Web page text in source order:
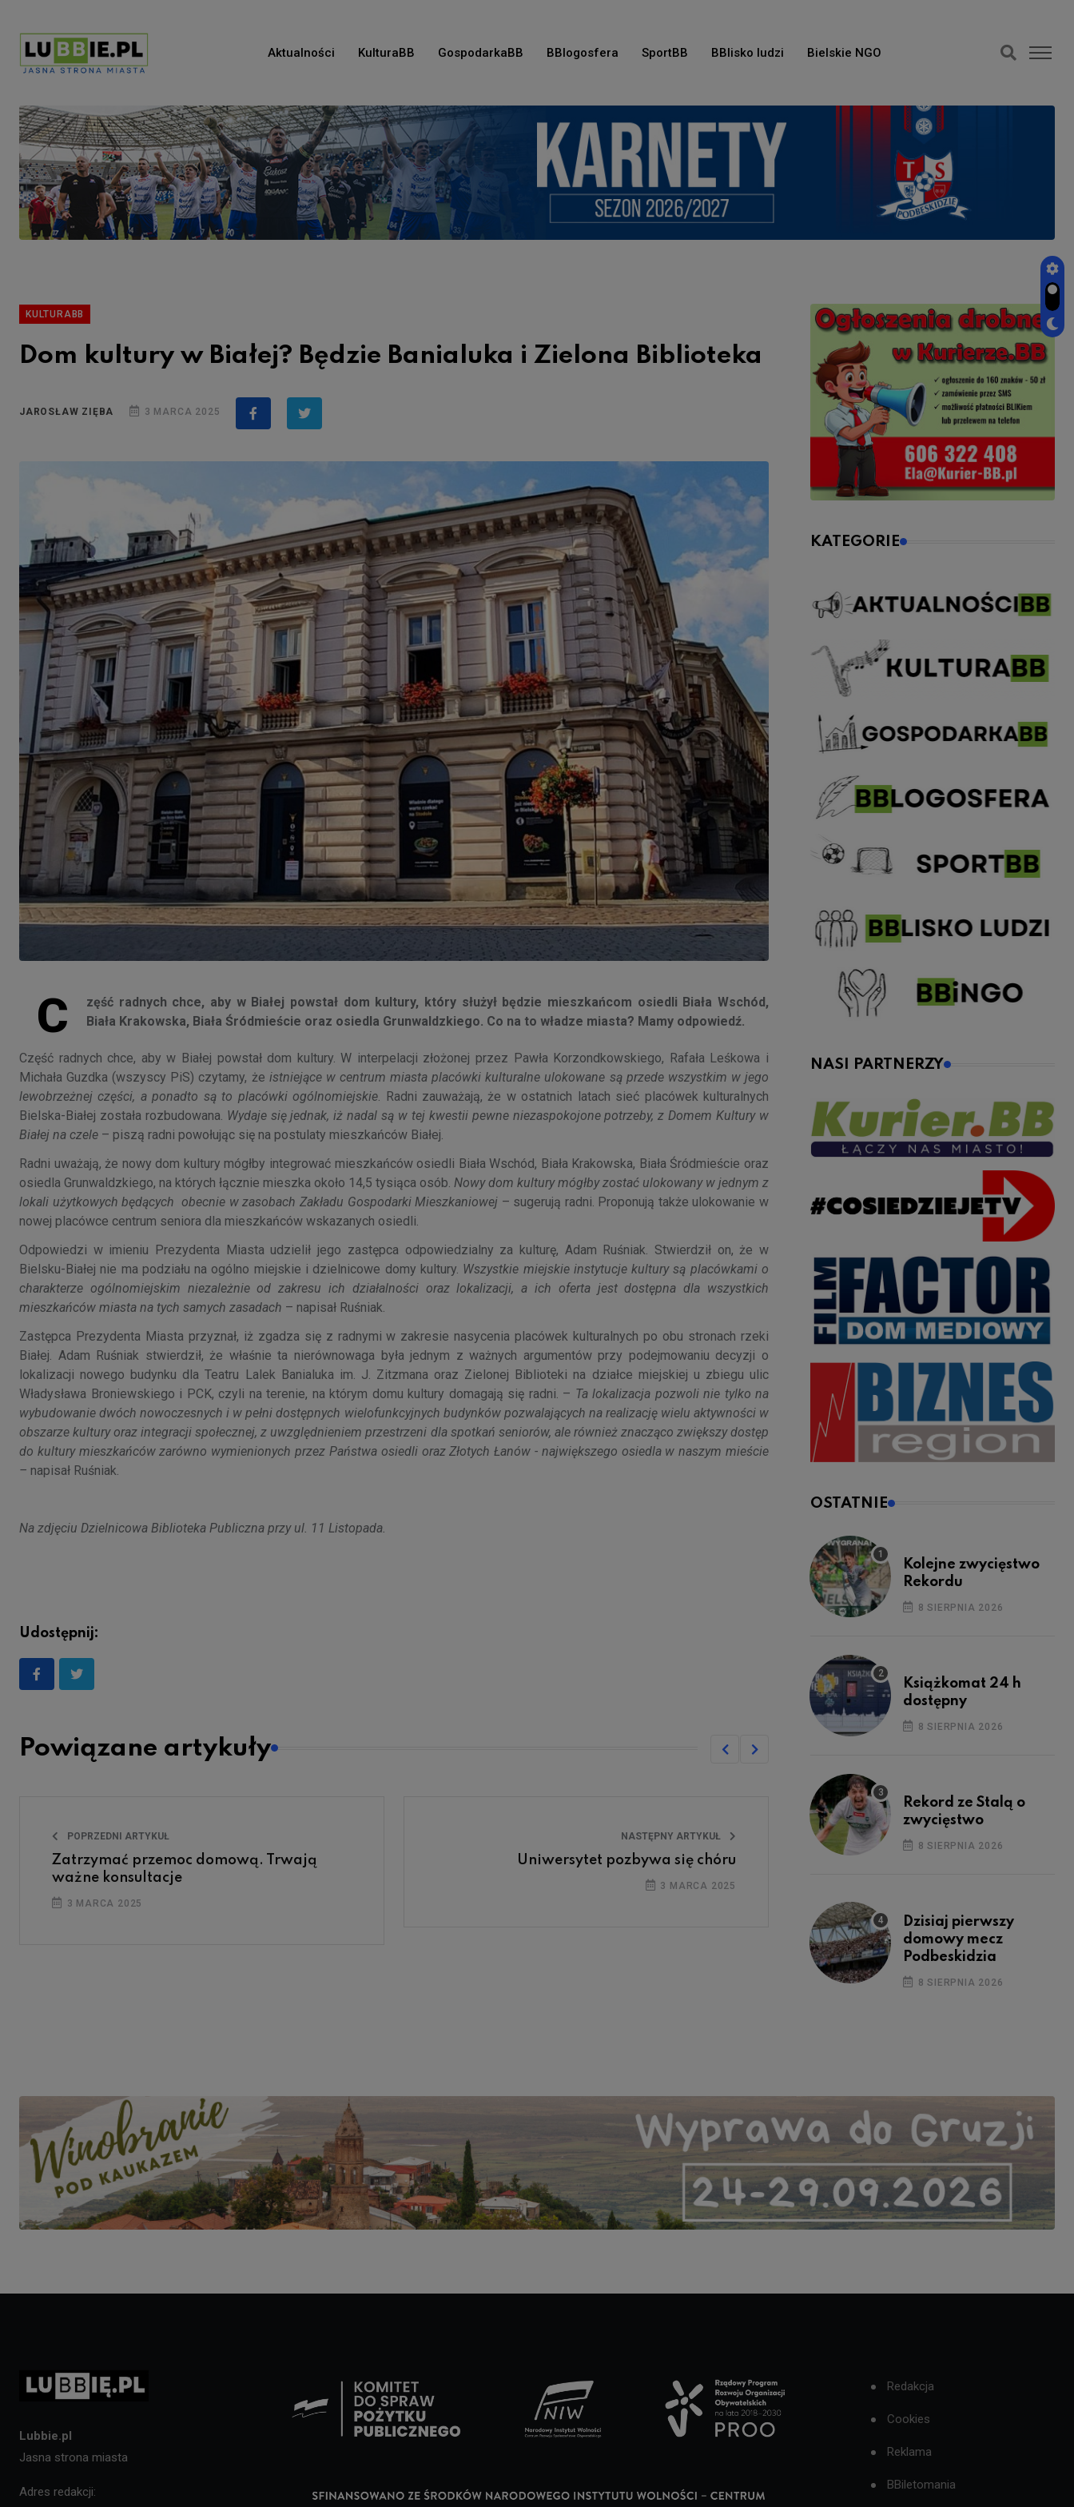
Aktualności KulturaBB GospodarkaBB BBlogosfera SportBB BBlisko ludzi Bielskie NGO
KULTURABB
Dom kultury w Białej? Będzie Banialuka i Zielona Biblioteka
JAROSŁAW ZIĘBA 3 MARCA 2025
C
zęść radnych chce, aby w Białej powstał dom kultury, który służył będzie mieszkańcom osiedli Biała Wschód,
Biała Krakowska, Biała Śródmieście oraz osiedla Grunwaldzkiego. Co na to władze miasta? Mamy odpowiedź.
Część radnych chce, aby w Białej powstał dom kultury. W interpelacji złożonej przez Pawła Korzondkowskiego, Rafała Leśkowa i
Michała Guzdka (wszyscy PiS) czytamy, że istniejące w centrum miasta placówki kulturalne ulokowane są przede wszystkim w jego
lewobrzeżnej części, a ponadto są to placówki ogólnomiejskie. Radni zauważają, że w ostatnich latach sieć placówek kulturalnych
Bielska-Białej została rozbudowana. Wydaje się jednak, iż nadal są w tej kwestii pewne niezaspokojone potrzeby, z Domem Kultury w
Białej na czele – piszą radni powołując się na postulaty mieszkańców Białej.
Radni uważają, że nowy dom kultury mógłby integrować mieszkańców osiedli Biała Wschód, Biała Krakowska, Biała Śródmieście oraz
osiedla Grunwaldzkiego, na których łącznie mieszka około 14,5 tysiąca osób. Nowy dom kultury mógłby zostać ulokowany w jednym z
lokali użytkowych będących obecnie w zasobach Zakładu Gospodarki Mieszkaniowej – sugerują radni. Proponują także ulokowanie w
nowej placówce centrum seniora dla mieszkańców wskazanych osiedli.
Odpowiedzi w imieniu Prezydenta Miasta udzielił jego zastępca odpowiedzialny za kulturę, Adam Ruśniak. Stwierdził on, że w
Bielsku-Białej nie ma podziału na ogólno miejskie i dzielnicowe domy kultury. Wszystkie miejskie instytucje kultury są placówkami o
charakterze ogólnomiejskim niezależnie od zakresu ich działalności oraz lokalizacji, a ich oferta jest dostępna dla wszystkich
mieszkańców miasta na tych samych zasadach – napisał Ruśniak.
Zastępca Prezydenta Miasta przyznał, iż zgadza się z radnymi w zakresie nasycenia placówek kulturalnych po obu stronach rzeki
Białej. Adam Ruśniak stwierdził, że właśnie ta nierównowaga była jednym z ważnych argumentów przy podejmowaniu decyzji o
lokalizacji nowego budynku dla Teatru Lalek Banialuka im. J. Zitzmana oraz Zielonej Biblioteki na działce miejskiej u zbiegu ulic
Władysława Broniewskiego i PCK, czyli na terenie, na którym domu kultury domagają się radni. – Ta lokalizacja pozwoli nie tylko na
wybudowanie dwóch nowoczesnych i w pełni dostępnych wielofunkcyjnych budynków pozwalających na realizację wielu aktywności w
obszarze kultury oraz integracji społecznej, z uwzględnieniem przestrzeni dla spotkań seniorów, ale również znacząco zwiększy dostęp
do kultury mieszkańców zarówno wymienionych przez Państwa osiedli oraz Złotych Łanów - największego osiedla w naszym mieście
– napisał Ruśniak.
Na zdjęciu Dzielnicowa Biblioteka Publiczna przy ul. 11 Listopada.
Udostępnij:
Powiązane artykuły
POPRZEDNI ARTYKUŁ
Zatrzymać przemoc domową. Trwają
ważne konsultacje
3 MARCA 2025
NASTĘPNY ARTYKUŁ
Uniwersytet pozbywa się chóru
3 MARCA 2025
KATEGORIE
NASI PARTNERZY
OSTATNIE
Kolejne zwycięstwo
Rekordu
8 SIERPNIA 2026
Książkomat 24 h
dostępny
8 SIERPNIA 2026
Rekord ze Stalą o
zwycięstwo
8 SIERPNIA 2026
Dzisiaj pierwszy
domowy mecz
Podbeskidzia
8 SIERPNIA 2026
Lubbie.pl
Jasna strona miasta
Adres redakcji:
Redakcja
Cookies
Reklama
BBiletomania